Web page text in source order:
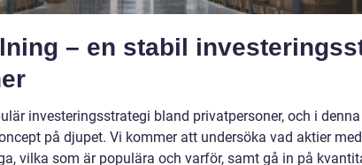
– en stabil
investeringsstrategi bland privatpersoner, och i
på djupet. Vi kommer att undersöka vad aktier
vilka som är populära och varför, samt gå in på